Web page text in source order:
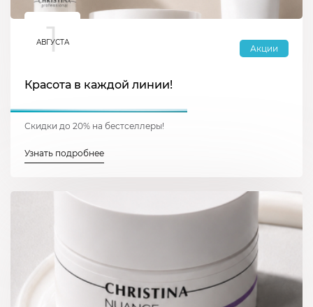
1
АВГУСТА
Акции
Красота в каждой линии!
Скидки до 20% на бестселлеры!
Узнать подробнее